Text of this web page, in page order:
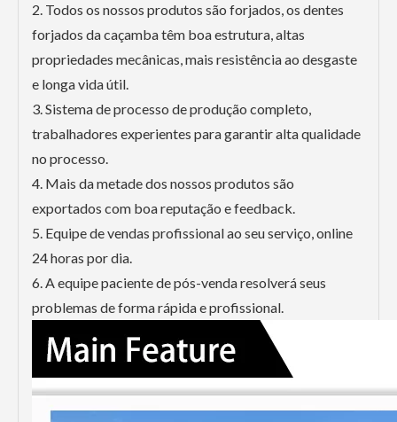
2. Todos os nossos produtos são forjados, os dentes
forjados da caçamba têm boa estrutura, altas
propriedades mecânicas, mais resistência ao desgaste
e longa vida útil.
3. Sistema de processo de produção completo,
trabalhadores experientes para garantir alta qualidade
no processo.
4. Mais da metade dos nossos produtos são
exportados com boa reputação e feedback.
5. Equipe de vendas profissional ao seu serviço, online
24 horas por dia.
6. A equipe paciente de pós-venda resolverá seus
problemas de forma rápida e profissional.